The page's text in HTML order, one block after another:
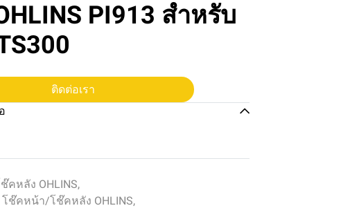
PI913 สำหรับ
ติดต่อเรา
คหลัง OHLINS,
โช๊คหน้า/โช๊คหลัง OHLINS,